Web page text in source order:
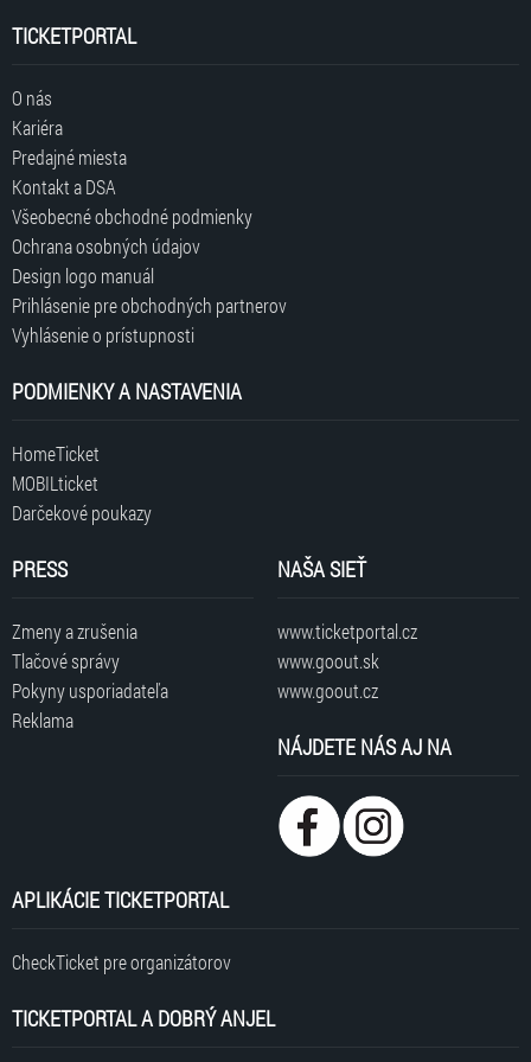
TICKETPORTAL
O nás
Kariéra
Predajné miesta
Kontakt a DSA
Všeobecné obchodné podmienky
Ochrana osobných údajov
Design logo manuál
Prihlásenie pre obchodných partnerov
Vyhlásenie o prístupnosti
PODMIENKY A NASTAVENIA
HomeTicket
MOBILticket
Darčekové poukazy
PRESS
Zmeny a zrušenia
Tlačové správy
Pokyny usporiadateľa
Reklama
NAŠA SIEŤ
www.ticketportal.cz
www.goout.sk
www.goout.cz
NÁJDETE NÁS AJ NA
APLIKÁCIE TICKETPORTAL
CheckTicket pre organizátorov
TICKETPORTAL A DOBRÝ ANJEL